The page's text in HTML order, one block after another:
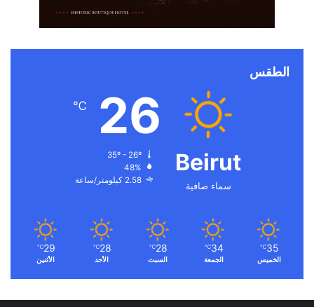
الطقس
Beirut
سماء صافية
26
℃
48%
2.58 كيلومتر/ساعة
35
℃
الخميس
34
℃
الجمعة
28
℃
السبت
28
℃
الأحد
29
℃
الأثنين